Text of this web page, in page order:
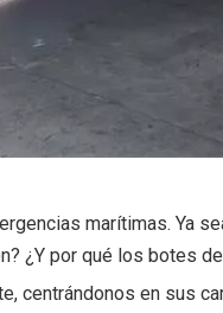
marítimas. Ya
¿Y por qué los botes
centrándonos en sus